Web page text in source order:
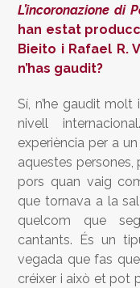
L’incoronazione di
han estat
Bieito i Rafael R.
n’has gaudit?
Sí, n’he gaudit
nivell
experiència per a
aquestes persones,
pors quan vaig
que tornava a la
quelcom que
cantants. És un
vegada que fas
créixer i això et pot